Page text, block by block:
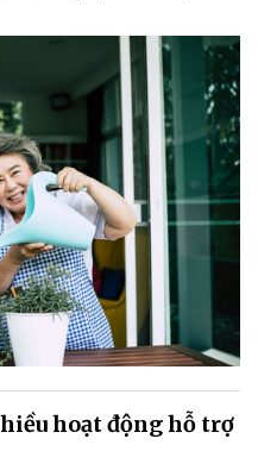
hoạt động hỗ trợ